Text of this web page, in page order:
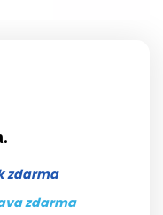
zdarma
zdarma